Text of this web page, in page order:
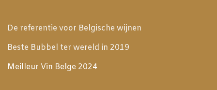
De referentie voor Belgische wijnen
Beste Bubbel ter wereld in 2019
Meilleur Vin Belge 2024